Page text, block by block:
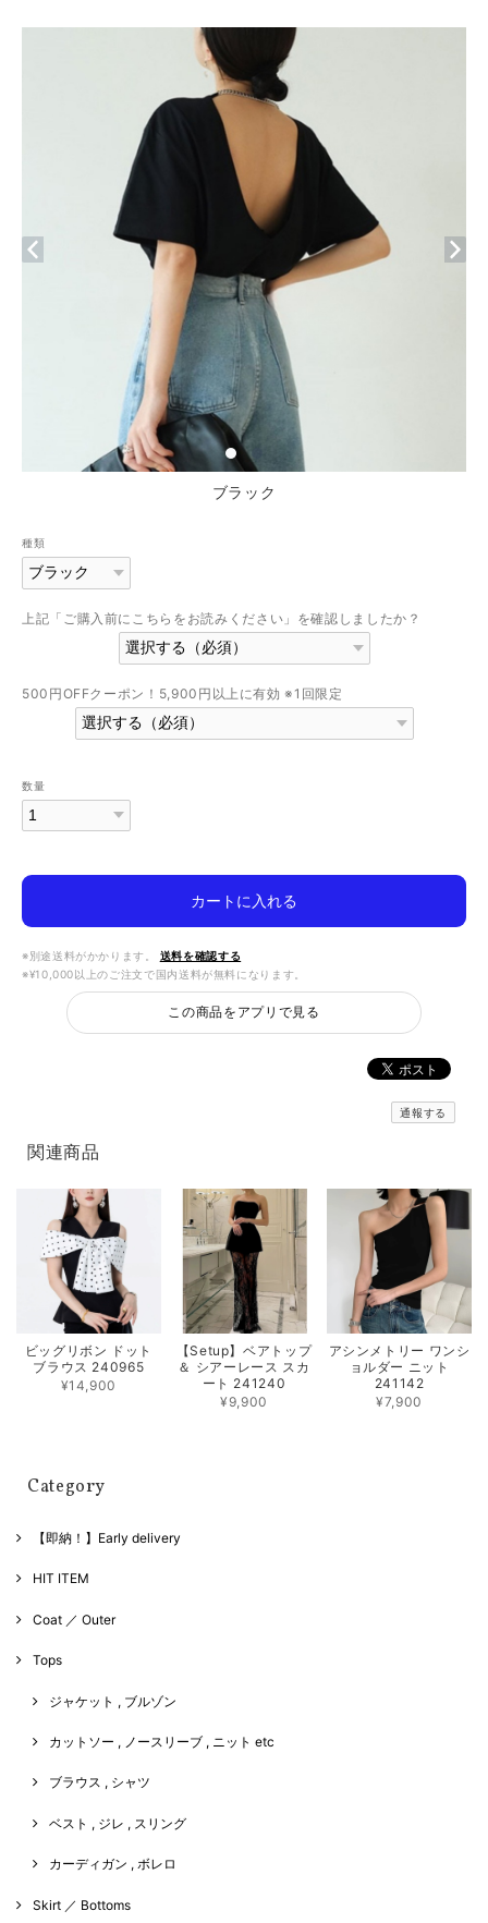
ブラック
種類
上記「ご購入前にこちらをお読みください」を確認しましたか？
500円OFFクーポン！5,900円以上に有効 ※1回限定
数量
カートに入れる
※別途送料がかかります。
送料を確認する
※¥10,000以上のご注文で国内送料が無料になります。
この商品をアプリで見る
通報する
関連商品
ビッグリボン ドット
ブラウス 240965
¥14,900
【Setup】ベアトップ
＆ シアーレース スカ
ート 241240
¥9,900
アシンメトリー ワンシ
ョルダー ニット
241142
¥7,900
Category
【即納！】Early delivery
HIT ITEM
Coat ／ Outer
Tops
ジャケット , ブルゾン
カットソー , ノースリーブ , ニット etc
ブラウス , シャツ
ベスト , ジレ , スリング
カーディガン , ボレロ
Skirt ／ Bottoms